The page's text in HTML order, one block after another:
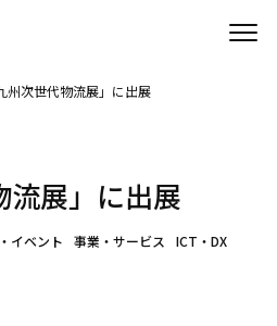
州次世代物流展」に出展
流展」に出展
イベント 事業・サービス
ICT・DX